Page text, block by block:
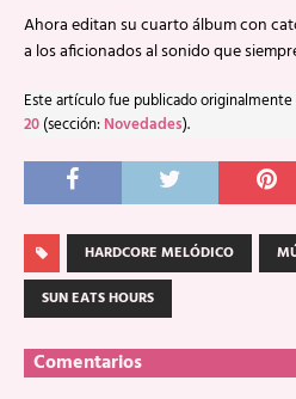
Ahora editan su cuarto álbum con
a los aficionados al sonido que
Este artículo fue publicado
20 (sección: Novedades).
HARDCORE MELÓDICO
SUN EATS HOURS
Comentarios